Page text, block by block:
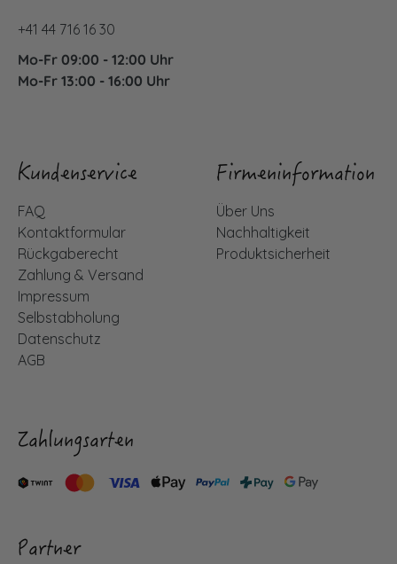
+41 44 716 16 30
Mo-Fr 09:00 - 12:00 Uhr
Mo-Fr 13:00 - 16:00 Uhr
Kundenservice
FAQ
Kontaktformular
Rückgaberecht
Zahlung & Versand
Impressum
Selbstabholung
Datenschutz
AGB
Firmeninformation
Über Uns
Nachhaltigkeit
Produktsicherheit
Zahlungsarten
Partner